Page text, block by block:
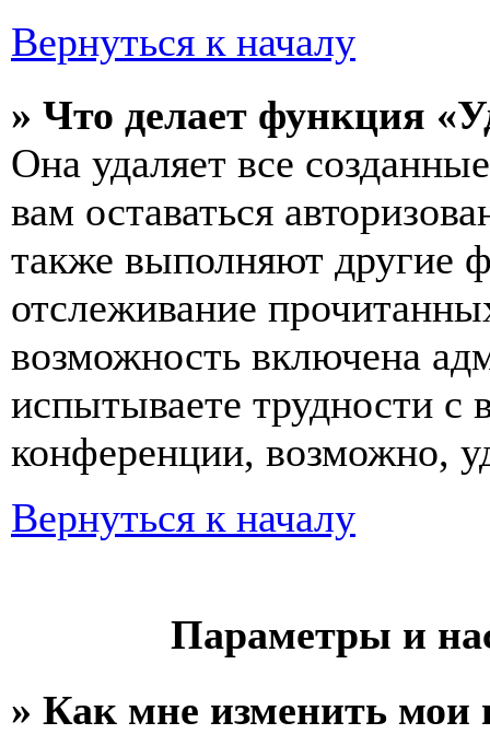
Вернуться к началу
» Что делает функция
Она удаляет все
вам оставаться
также выполняют другие
отслеживание
возможность включена
испытываете трудности с
конференции, возможно,
Вернуться к началу
Параметры и
» Как мне изменить мои